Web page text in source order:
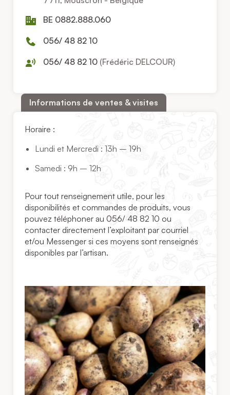
BE 0882.888.060
056/ 48 82 10
056/ 48 82 10 (Frédéric DELCOUR)
Informations de ventes & visites
Horaire :
Lundi et Mercredi : 13h – 19h
Samedi : 9h – 12h
Pour tout renseignement utile, pour les
disponibilités et commandes de produits, vous
pouvez téléphoner au 056/ 48 82 10 ou
contacter directement l’exploitant par courriel
et/ou Messenger si ces moyens sont renseignés
disponibles par l’artisan.